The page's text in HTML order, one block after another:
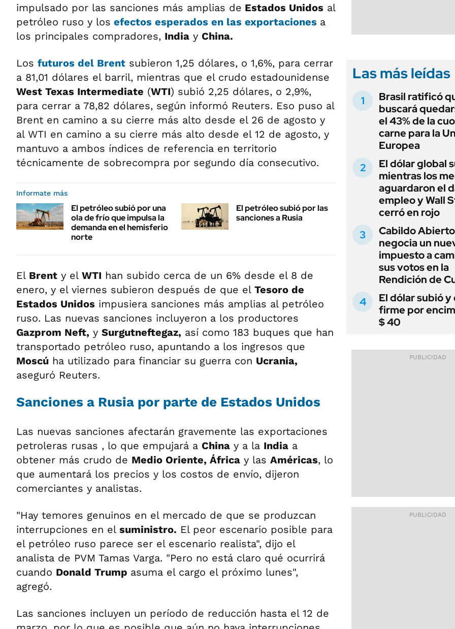
impulsado por las sanciones más amplias de Estados Unidos al
petróleo ruso y los efectos esperados en las exportaciones a
los principales compradores, India y China.
Los futuros del Brent subieron 1,25 dólares, o 1,6%, para cerrar
a 81,01 dólares el barril, mientras que el crudo estadounidense
West Texas Intermediate (WTI) subió 2,25 dólares, o 2,9%,
para cerrar a 78,82 dólares, según informó Reuters. Eso puso al
Brent en camino a su cierre más alto desde el 26 de agosto y
al WTI en camino a su cierre más alto desde el 12 de agosto, y
mantuvo a ambos índices de referencia en territorio
técnicamente de sobrecompra por segundo día consecutivo.
Informate más
El petróleo subió por una
ola de frío que impulsa la
demanda en el hemisferio
norte
El petróleo subió por las
sanciones a Rusia
El Brent y el WTI han subido cerca de un 6% desde el 8 de
enero, y el viernes subieron después de que el Tesoro de
Estados Unidos impusiera sanciones más amplias al petróleo
ruso. Las nuevas sanciones incluyeron a los productores
Gazprom Neft, y Surgutneftegaz, así como 183 buques que han
transportado petróleo ruso, apuntando a los ingresos que
Moscú ha utilizado para financiar su guerra con Ucrania,
aseguró Reuters.
Sanciones a Rusia por parte de Estados Unidos
Las nuevas sanciones afectarán gravemente las exportaciones
petroleras rusas , lo que empujará a China y a la India a
obtener más crudo de Medio Oriente, África y las Américas, lo
que aumentará los precios y los costos de envío, dijeron
comerciantes y analistas.
"Hay temores genuinos en el mercado de que se produzcan
interrupciones en el suministro. El peor escenario posible para
el petróleo ruso parece ser el escenario realista", dijo el
analista de PVM Tamas Varga. "Pero no está claro qué ocurrirá
cuando Donald Trump asuma el cargo el próximo lunes",
agregó.
Las sanciones incluyen un período de reducción hasta el 12 de
Las más leídas
Brasil ratificó
buscará
el 43% de la
carne para la
Europea
El dólar global
mientras los
aguardaron el
empleo y Wall
cerró en rojo
Cabildo Abierto
negocia un
impuesto a
sus votos en la
Rendición de
El dólar subió y
firme por
$ 40